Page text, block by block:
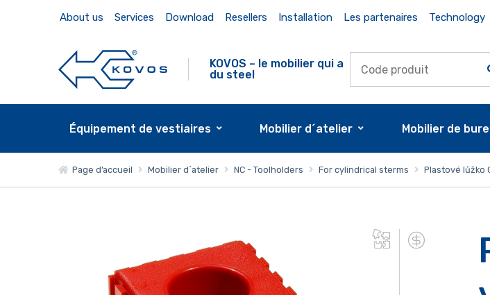
About us Services Download Resellers Installation Les partenaires Technology
KOVOS – le mobilier qui a
du steel
Équipement de vestiaires Mobilier d´atelier Mobilier de
Page d’accueil Mobilier d´atelier NC - Toolholders For cylindrical sterms Plastové lůžko